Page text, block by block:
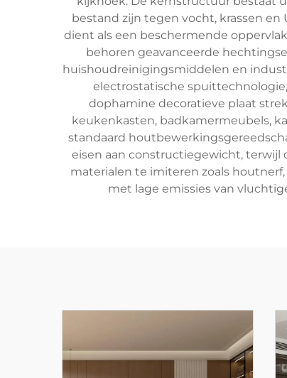
bestand zijn tegen vocht, krassen
dient als een beschermende
behoren geavanceerde
huishoudreinigingsmiddelen en
electrostatische
dophamine decoratieve plaat
keukenkasten, badkamermeubels,
standaard
eisen aan constructiegewicht,
materialen te imiteren zoals
met lage emissies van